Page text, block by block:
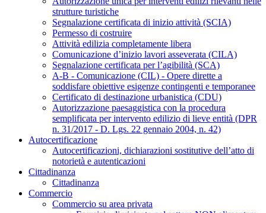
strutture turistiche
Segnalazione certificata di inizio attività (SCIA)
Permesso di costruire
Attività edilizia completamente libera
Comunicazione d’inizio lavori asseverata (CILA)
Segnalazione certificata per l’agibilità (SCA)
A-B - Comunicazione (CIL) - Opere dirette a
soddisfare obiettive esigenze contingenti e temporanee
Certificato di destinazione urbanistica (CDU)
Autorizzazione paesaggistica con la procedura
semplificata per intervento edilizio di lieve entità (DPR
n. 31/2017 - D. Lgs. 22 gennaio 2004, n. 42)
Autocertificazione
Autocertificazioni, dichiarazioni sostitutive dell’atto di
notorietà e autenticazioni
Cittadinanza
Cittadinanza
Commercio
Commercio su area privata